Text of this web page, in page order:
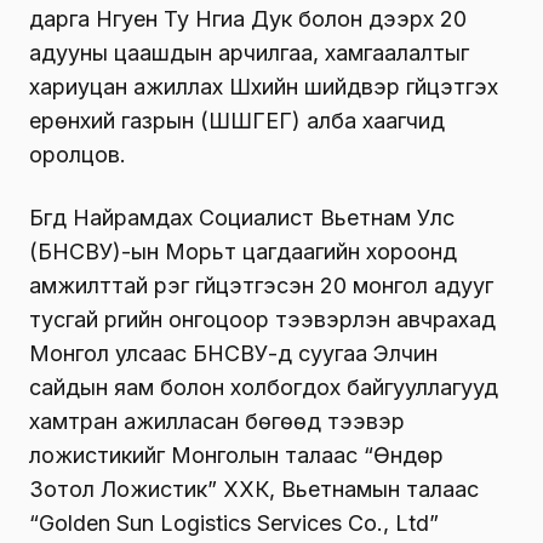
дарга Нгуен Ту Нгиа Дук болон дээрх 20
адууны цаашдын арчилгаа, хамгаалалтыг
хариуцан ажиллах Шүүхийн шийдвэр гүйцэтгэх
ерөнхий газрын (ШШГЕГ) алба хаагчид
оролцов.
Бүгд Найрамдах Социалист Вьетнам Улс
(БНСВУ)-ын Морьт цагдаагийн хороонд
амжилттай үүрэг гүйцэтгэсэн 20 монгол адууг
тусгай үүргийн онгоцоор тээвэрлэн авчрахад
Монгол улсаас БНСВУ-д суугаа Элчин
сайдын яам болон холбогдох байгууллагууд
хамтран ажилласан бөгөөд тээвэр
ложистикийг Монголын талаас “Өндөр
Зотол Ложистик” ХХК, Вьетнамын талаас
“Golden Sun Logistics Services Co., Ltd”